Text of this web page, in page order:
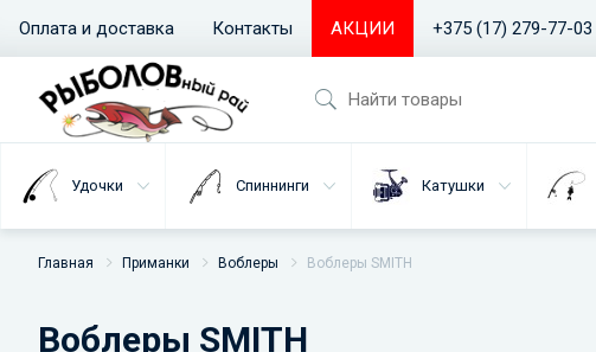
Оплата и доставка Контакты АКЦИИ +375 (17) 279-77-03
Удочки Спиннинги Катушки
Главная Приманки Воблеры Воблеры SMITH
Воблеры SMITH